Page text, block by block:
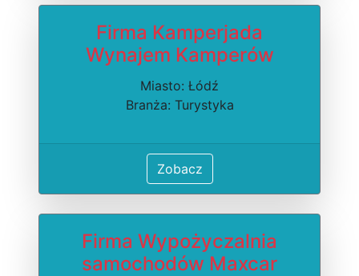
Firma Kamperjada
Wynajem Kamperów
Miasto: Łódź
Branża: Turystyka
Zobacz
Firma Wypożyczalnia
samochodów Maxcar